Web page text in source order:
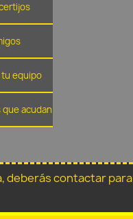
equipo
acudan
deberás contactar para